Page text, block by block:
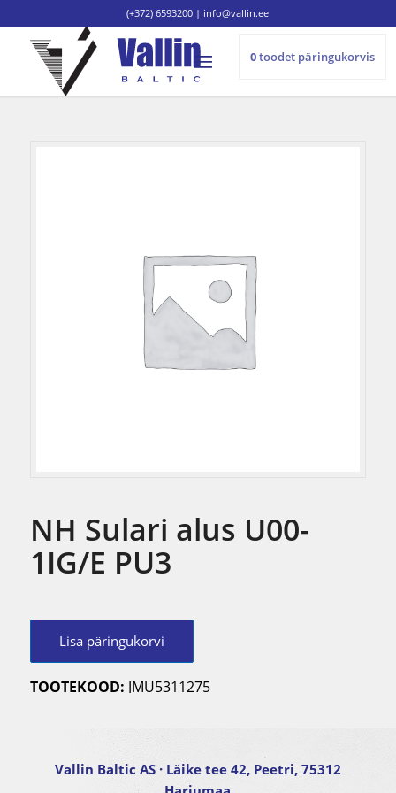
(+372) 6593200 | info@vallin.ee
0toodet päringukorvis
NH Sulari alus U00-
1IG/E PU3
Lisa päringukorvi
TOOTEKOOD: JMU5311275
Vallin Baltic AS · Läike tee 42, Peetri, 75312